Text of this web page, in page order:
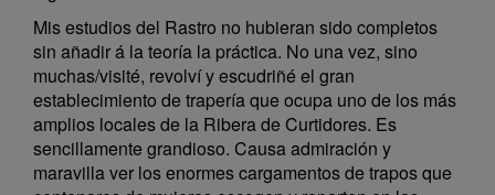
Mis estudios del Rastro no hubieran sido completos
sin añadir á la teoría la práctica. No una vez, sino
muchas/visité, revolví y escudriñé el gran
establecimiento de trapería que ocupa uno de los más
amplios locales de la Ribera de Curtidores. Es
sencillamente grandioso. Causa admiración y
maravilla ver los enormes cargamentos de trapos que